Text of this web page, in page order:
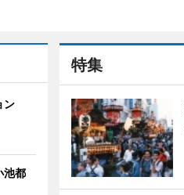
特集
ン
池都